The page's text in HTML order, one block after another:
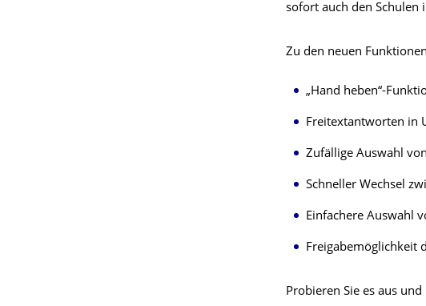
sofort auch den Schulen
Zu den neuen
„Hand heben“-
Freitextantworten in
Zufällige Auswahl
Schneller Wechsel
Einfachere Auswahl
Freigabemöglichkeit
Probieren Sie es aus